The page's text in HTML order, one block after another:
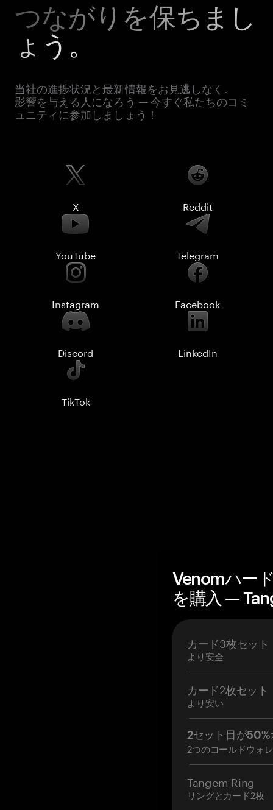
つながりを保ちまし
ょう。
当社の進捗状況と最新情報をお見逃しなく。
影響を与える人になろう — 今すぐ私たちのコミ
ュニティに参加しましょう！
X Reddit
YouTube Telegram
Instagram Facebook
Discord LinkedIn
TikTok
Venomハー
を購入 —
カード3枚セット
より安全
カード2枚セット
より安い
2セット目が50%
2つのコールドウォ
Tangem Ring
リングとカード2枚